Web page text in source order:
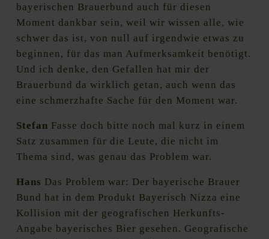
bayerischen Brauerbund auch für diesen
Moment dankbar sein, weil wir wissen alle, wie
schwer das ist, von null auf irgendwie etwas zu
beginnen, für das man Aufmerksamkeit benötigt.
Und ich denke, den Gefallen hat mir der
Brauerbund da wirklich getan, auch wenn das
eine schmerzhafte Sache für den Moment war.
Stefan Fasse doch bitte noch mal kurz in einem
Satz zusammen für die Leute, die nicht im
Thema sind, was genau das Problem war.
Hans Das Problem war: Der bayerische Brauer
Bund hat in dem Produkt Bayerisch Nizza eine
Kollision mit der geografischen Herkunfts-
Angabe bayerisches Bier gesehen. Geografische